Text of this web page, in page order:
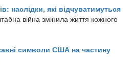
наслідки, які відчуватимуться
війна змінила життя кожного
символи США на частину